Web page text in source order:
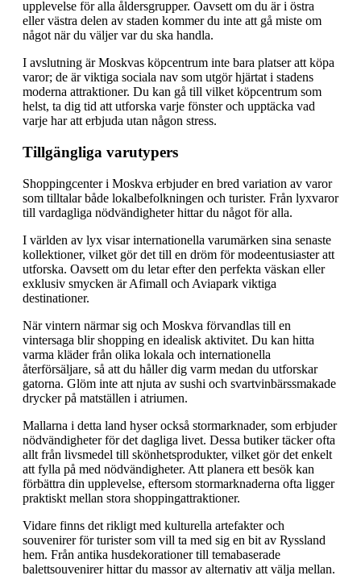
upplevelse för alla åldersgrupper. Oavsett om du är i östra
eller västra delen av staden kommer du inte att gå miste om
något när du väljer var du ska handla.
I avslutning är Moskvas köpcentrum inte bara platser att köpa
varor; de är viktiga sociala nav som utgör hjärtat i stadens
moderna attraktioner. Du kan gå till vilket köpcentrum som
helst, ta dig tid att utforska varje fönster och upptäcka vad
varje har att erbjuda utan någon stress.
Tillgängliga varutypers
Shoppingcenter i Moskva erbjuder en bred variation av varor
som tilltalar både lokalbefolkningen och turister. Från lyxvaror
till vardagliga nödvändigheter hittar du något för alla.
I världen av lyx visar internationella varumärken sina senaste
kollektioner, vilket gör det till en dröm för modeentusiaster att
utforska. Oavsett om du letar efter den perfekta väskan eller
exklusiv smycken är Afimall och Aviapark viktiga
destinationer.
När vintern närmar sig och Moskva förvandlas till en
vintersaga blir shopping en idealisk aktivitet. Du kan hitta
varma kläder från olika lokala och internationella
återförsäljare, så att du håller dig varm medan du utforskar
gatorna. Glöm inte att njuta av sushi och svartvinbärssmakade
drycker på matställen i atriumen.
Mallarna i detta land hyser också stormarknader, som erbjuder
nödvändigheter för det dagliga livet. Dessa butiker täcker ofta
allt från livsmedel till skönhetsprodukter, vilket gör det enkelt
att fylla på med nödvändigheter. Att planera ett besök kan
förbättra din upplevelse, eftersom stormarknaderna ofta ligger
praktiskt mellan stora shoppingattraktioner.
Vidare finns det rikligt med kulturella artefakter och
souvenirer för turister som vill ta med sig en bit av Ryssland
hem. Från antika husdekorationer till temabaserade
balettsouvenirer hittar du massor av alternativ att välja mellan.